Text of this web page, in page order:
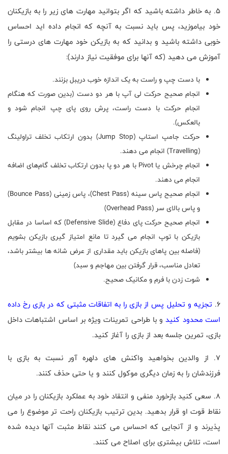
5. به خاطر داشته باشید که اگر بتوانید مهارت های زیر را به بازیکنان
خود بیاموزید، پس باید نسبت به آنچه که انجام داده اید احساس
خوبی داشته باشید و بدانید که به بازیکن خود مهارت های درستی را
آموزش می دهید (که آنها برای موفقیت نیاز دارند):
با دست چپ و راست به یک اندازه خوب دریبل بزنند.
انجام صحیح حرکت لی آپ با هر دو دست (بدین صورت که هنگام
انجام حرکت با دست راست، پرش روی پای چپ انجام شود و
بالعکس).
حرکت جامپ استاپ (Jump Stop) بدون ارتکاب تخلف تراولینگ
(
Travelling) انجام می دهند.
انجام چرخش یا Pivot با هر دو پا بدون ارتکاب تخلف گام‌های اضافه
انجام می دهند.
انجام صحیح پاس سینه (Chest Pass)، پاس زمینی (Bounce Pass
)
و پاس بالای سر (Overhead Pass
)
انجام صحیح حرکت پای دفاع (Defensive Slide) که اساسا در مقابل
بازیکن با توپ انجام می گیرد تا مانع امتیاز گیری بازیکن بشویم
(فاصله بین پاهای بازیکن باید مقداری از عرض شانه ها بیشتر باشد،
تعادل مناسب، قرار گرفتن بین مهاجم و سبد)
شوت زدن با فرم و مکانیک صحیح.
6. تجزیه و تحلیل پس از بازی را به اتفاقات مثبتی که در بازی رخ داده
است محدود کنیدو با طراحی تمرینات ویژه بر اساس اشتباهات داخل
بازی، تمرین جلسه بعد از بازی را آغاز کنید.
7. از والدین بخواهید واکنش های دلهره آور نسبت به بازی با
فرزندشان را به زمان دیگری موکول کنند و یا حتی حذف کنند.
8. سعی کنید بازخورد منفی و انتقاد خود به عملکرد بازیکنان را در میان
نقاط قوت او قرار بدهید. بدین ترتیب بازیکنان راحت تر موضوع را می
پذیرند و از آنجایی که احساس می کنند نقاط مثبت آنها دیده شده
است، تلاش بیشتری برای اصلاح می کنند.